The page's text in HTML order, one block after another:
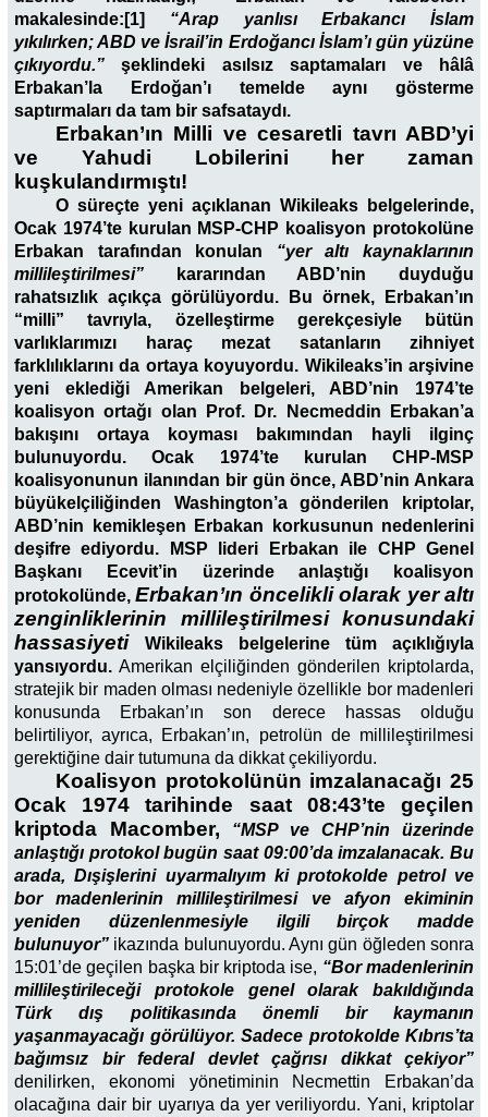
makalesinde:[1] “Arap yanlısı Erbakancı İslam
yıkılırken; ABD ve İsrail’in Erdoğancı İslam’ı gün yüzüne
çıkıyordu.” şeklindeki asılsız saptamaları ve hâlâ
Erbakan’la Erdoğan’ı temelde aynı gösterme
saptırmaları da tam bir safsataydı.
Erbakan’ın Milli ve cesaretli tavrı ABD’yi
ve Yahudi Lobilerini her zaman
kuşkulandırmıştı!
O süreçte yeni açıklanan Wikileaks belgelerinde,
Ocak 1974’te kurulan MSP-CHP koalisyon protokolüne
Erbakan tarafından konulan “yer altı kaynaklarının
millileştirilmesi” kararından ABD’nin duyduğu
rahatsızlık açıkça görülüyordu. Bu örnek, Erbakan’ın
“milli” tavrıyla, özelleştirme gerekçesiyle bütün
varlıklarımızı haraç mezat satanların zihniyet
farklılıklarını da ortaya koyuyordu. Wikileaks’in arşivine
yeni eklediği Amerikan belgeleri, ABD’nin 1974’te
koalisyon ortağı olan Prof. Dr. Necmeddin Erbakan’a
bakışını ortaya koyması bakımından hayli ilginç
bulunuyordu. Ocak 1974’te kurulan CHP-MSP
koalisyonunun ilanından bir gün önce, ABD’nin Ankara
büyükelçiliğinden Washington’a gönderilen kriptolar,
ABD’nin kemikleşen Erbakan korkusunun nedenlerini
deşifre ediyordu. MSP lideri Erbakan ile CHP Genel
Başkanı Ecevit’in üzerinde anlaştığı koalisyon
protokolünde,Erbakan’ın öncelikli olarak yer altı
zenginliklerinin millileştirilmesi konusundaki
hassasiyeti
Wikileaks belgelerine tüm açıklığıyla
yansıyordu. Amerikan elçiliğinden gönderilen kriptolarda,
stratejik bir maden olması nedeniyle özellikle bor madenleri
konusunda Erbakan’ın son derece hassas olduğu
belirtiliyor, ayrıca, Erbakan’ın, petrolün de millileştirilmesi
gerektiğine dair tutumuna da dikkat çekiliyordu.
Koalisyon protokolünün imzalanacağı 25
Ocak 1974 tarihinde saat 08:43’te geçilen
kriptoda Macomber,
“MSP ve CHP’nin üzerinde
anlaştığı protokol bugün saat 09:00’da imzalanacak. Bu
arada, Dışişlerini uyarmalıyım ki protokolde petrol ve
bor madenlerinin millileştirilmesi ve afyon ekiminin
yeniden düzenlenmesiyle ilgili birçok madde
bulunuyor” ikazında bulunuyordu. Aynı gün öğleden sonra
15:01’de geçilen başka bir kriptoda ise, “Bor madenlerinin
millileştirileceği protokole genel olarak bakıldığında
Türk dış politikasında önemli bir kaymanın
yaşanmayacağı görülüyor. Sadece protokolde Kıbrıs’ta
bağımsız bir federal devlet çağrısı dikkat çekiyor”
denilirken, ekonomi yönetiminin Necmettin Erbakan’da
olacağına dair bir uyarıya da yer veriliyordu. Yani, kriptolar